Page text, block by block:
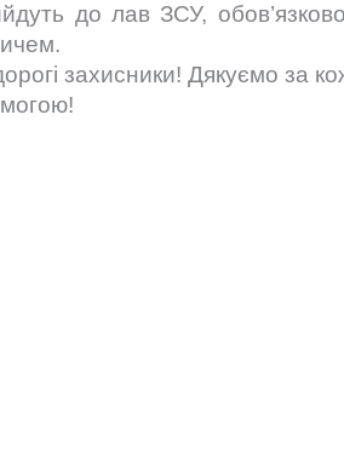
до лав ЗСУ,
захисники! Дякуємо за